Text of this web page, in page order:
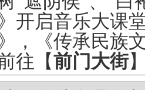
开启音乐大课
，《传承民族
往【前门大街